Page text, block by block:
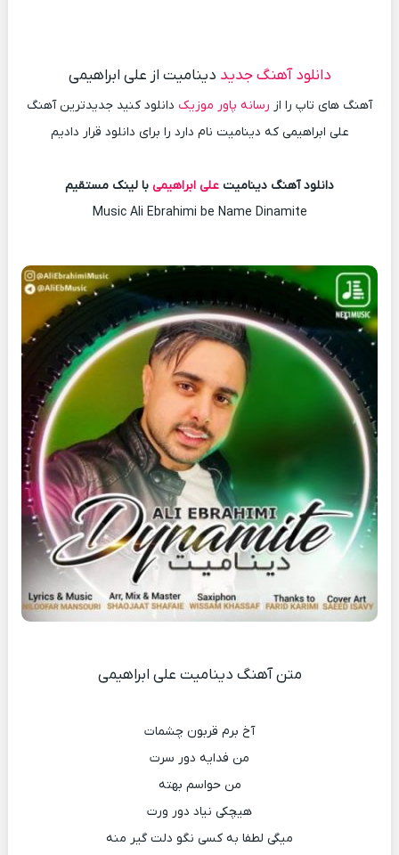
دانلود آهنگ جدید دینامیت از علی ابراهیمی
آهنگ های تاپ را از رسانه پاور موزیک دانلود کنید جدیدترین آهنگ
علی ابراهیمی که دینامیت نام دارد را برای دانلود قرار دادیم
دانلود آهنگ دینامیت علی ابراهیمی با لینک مستقیم
Music Ali Ebrahimi be Name Dinamite
متن آهنگ دینامیت علی ابراهیمی
آخ برم قربون چشمات
من فدایه دور سرت
من حواسم بهته
هیچکی نیاد دور ورت
میگی لطفا به کسی نگو دلت گیر منه